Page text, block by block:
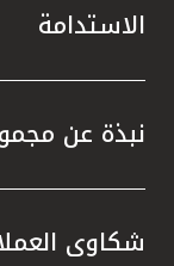
الاستدامة
نبذة عن
شكاوى